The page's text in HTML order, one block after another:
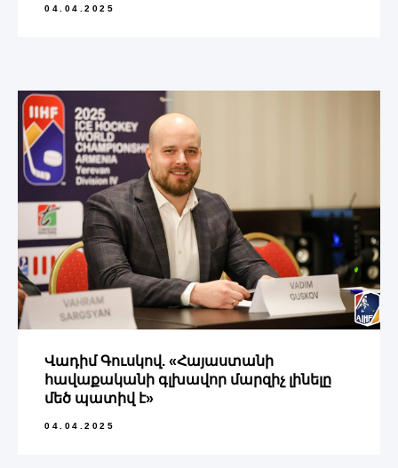
04.04.2025
Վադիմ Գուսկով. «Հայաստանի
հավաքականի գլխավոր մարզիչ լինելը
մեծ պատիվ է»
04.04.2025